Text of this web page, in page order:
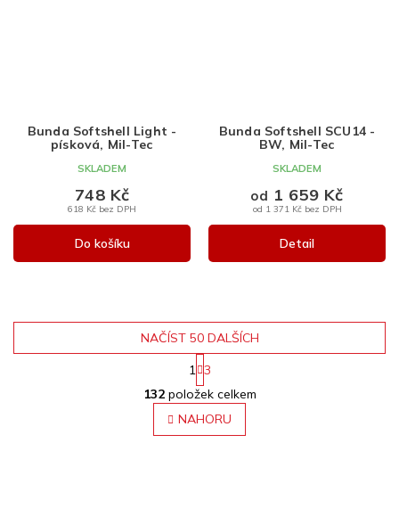
Bunda Softshell Light -
písková, Mil-Tec
SKLADEM
618 Kč bez DPH
748 Kč
Do košíku
Bunda Softshell SCU14 -
BW, Mil-Tec
SKLADEM
od 1 371 Kč bez DPH
od 1 659 Kč
Detail
O
v
l
á
NAČÍST 50 DALŠÍCH
S
t
r
1 3
132položek celkem
NAHORU